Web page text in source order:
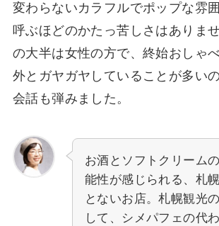
変わらないカラフルでポップな雰
呼ぶほどのかたっ苦しさはありま
の大半は女性の方で、終始おしゃ
外とガヤガヤしていることが多い
会話も弾みました。
お酒とソフトクリーム
能性が感じられる、札
とないお店。札幌観光
して、シメパフェの代